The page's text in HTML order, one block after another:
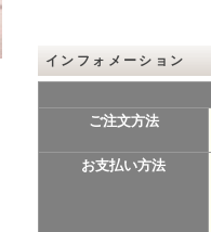
インフォメーション
ご注文方法
お支払い方法